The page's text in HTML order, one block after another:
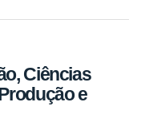
Ciências
e